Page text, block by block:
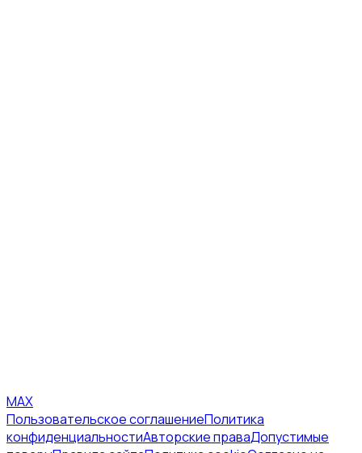
MAX
Пользовательское соглашениеПолитика
конфиденциальностиАвторские праваДопустимые